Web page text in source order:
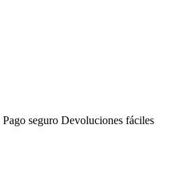
Pago seguro Devoluciones fáciles